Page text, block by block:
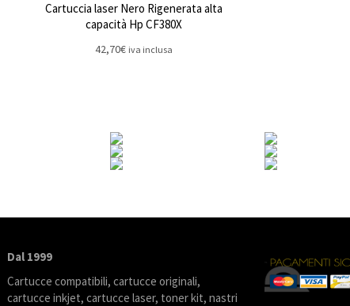
Cartuccia laser Nero Rigenerata alta
capacità Hp CF380X
42,70€ iva inclusa
Dal 1999
Cartucce compatibili, cartucce originali,
cartucce inkjet, cartucce laser, toner kit, nastri